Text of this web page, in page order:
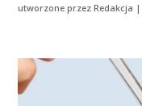
utworzone przezRedakcja |